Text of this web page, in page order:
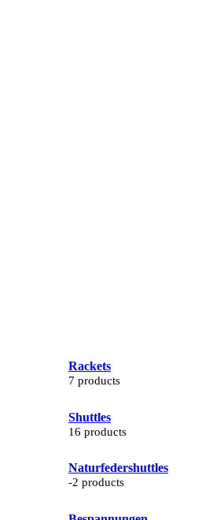
Rackets
7 products
Shuttles
16 products
Naturfedershuttles
-2 products